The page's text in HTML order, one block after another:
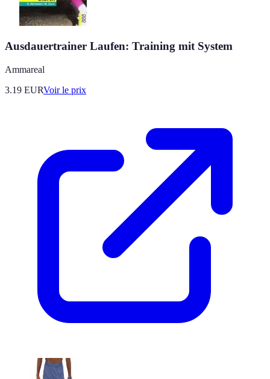
Ausdauertrainer Laufen: Training mit System
Ammareal
3.19 EURVoir le prix